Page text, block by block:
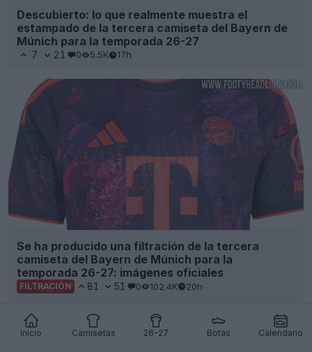
Inicio Camisetas 26-27 Botas Calendario
Descubierto: lo que realmente muestra el
estampado de la tercera camiseta del Bayern de
Múnich para la temporada 26-27
7 21 0 5.5K 17h
Se ha producido una filtración de la tercera
camiseta del Bayern de Múnich para la
temporada 26-27: imágenes oficiales
FILTRACIÓN 81 51 0 102.4K 20h